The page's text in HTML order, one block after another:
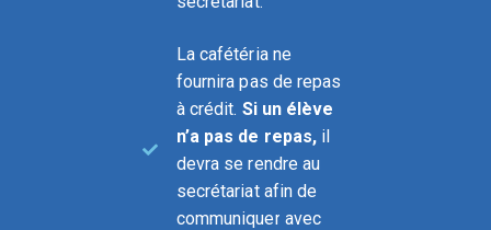
La cafétéria ne
fournira pas de repas
à crédit. Si un élève
n’a pas de repas, il
devra se rendre au
secrétariat afin de
communiquer avec